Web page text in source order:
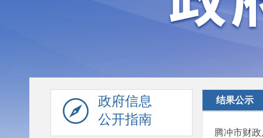
政府信息
公开指南
结果公示
腾冲市财